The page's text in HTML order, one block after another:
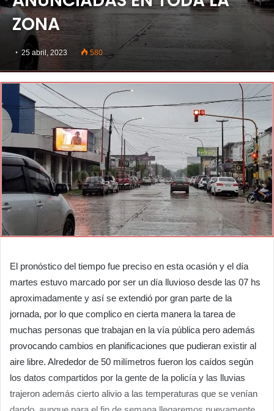
ZONA
25 abril, 2023 580
El pronóstico del tiempo fue preciso en esta ocasión y el día
martes estuvo marcado por ser un día lluvioso desde las 07 hs
aproximadamente y así se extendió por gran parte de la
jornada, por lo que complico en cierta manera la tarea de
muchas personas que trabajan en la vía pública pero además
provocando cambios en planificaciones que pudieran existir al
aire libre. Alrededor de 50 milímetros fueron los caídos según
los datos compartidos por la gente de la policía y las lluvias
trajeron además cierto alivio a las temperaturas que se venían